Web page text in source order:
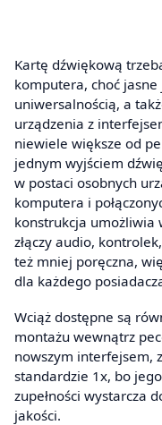
Kartę dźwiękową
komputera, choć
uniwersalnością, a
urządzenia z
niewiele większe od
jednym wyjściem
w postaci osobnych
komputera i
konstrukcja umożliwia
złączy audio,
też mniej poręczna,
dla każdego
Wciąż dostępne są
montażu wewnątrz
nowszym interfejsem,
standardzie 1x, bo
zupełności wystarcza
jakości.